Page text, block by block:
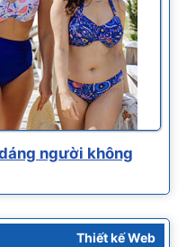
người không
Thiết kế Web